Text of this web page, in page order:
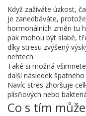
Když zažíváte úzkost,
je zanedbáváte,
hormonálních změn tu
pak mohou být slabé,
díky stresu zvýšený
nehtech.
Také si možná
další následek
Navíc stres zhoršuje
plísňových nebo
Co s tím